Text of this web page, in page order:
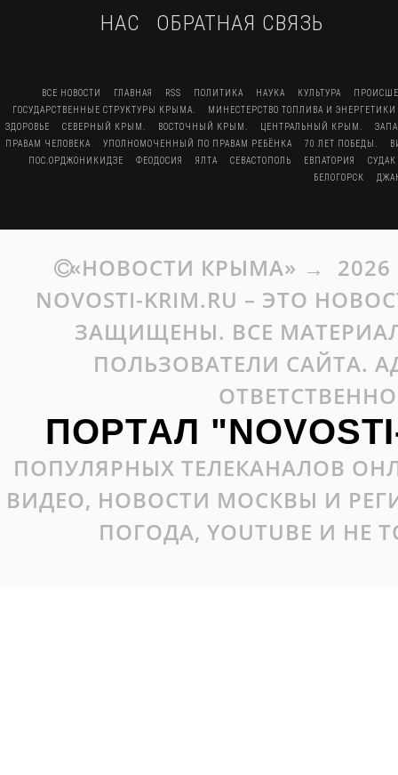
НАС
ОБРАТНАЯ СВЯЗЬ
ВСЕ НОВОСТИ ГЛАВНАЯ RSS ПОЛИТИКА НАУКА КУЛЬТУРА
ГОСУДАРСТВЕННЫЕ СТРУКТУРЫ КРЫМА.
МИНЕСТЕРСТВО ТОПЛИВА И
ЗДОРОВЬЕ
СЕВЕРНЫЙ КРЫМ. ВОСТОЧНЫЙ КРЫМ. ЦЕНТРАЛЬНЫЙ КРЫМ.
ПРАВАМ ЧЕЛОВЕКА
УПОЛНОМОЧЕННЫЙ ПО ПРАВАМ РЕБЁНКА 70 ЛЕТ ПОБЕДЫ.
ПОС.ОРДЖОНИКИДЗЕ
ФЕОДОСИЯ ЯЛТА СЕВАСТОПОЛЬ ЕВПАТОРИЯ
СУДАК
БЕЛОГОРСК
«НОВОСТИ КРЫМА» → 2026
NOVOSTI-KRIM.RU – ЭТО
ЗАЩИЩЕНЫ. ВСЕ
ПОЛЬЗОВАТЕЛИ САЙТА.
ПОРТАЛ
ПОПУЛЯРНЫХ ТЕЛЕКАНАЛОВ
ВИДЕО, НОВОСТИ МОСКВЫ И
ПОГОДА, YOUTUBE И